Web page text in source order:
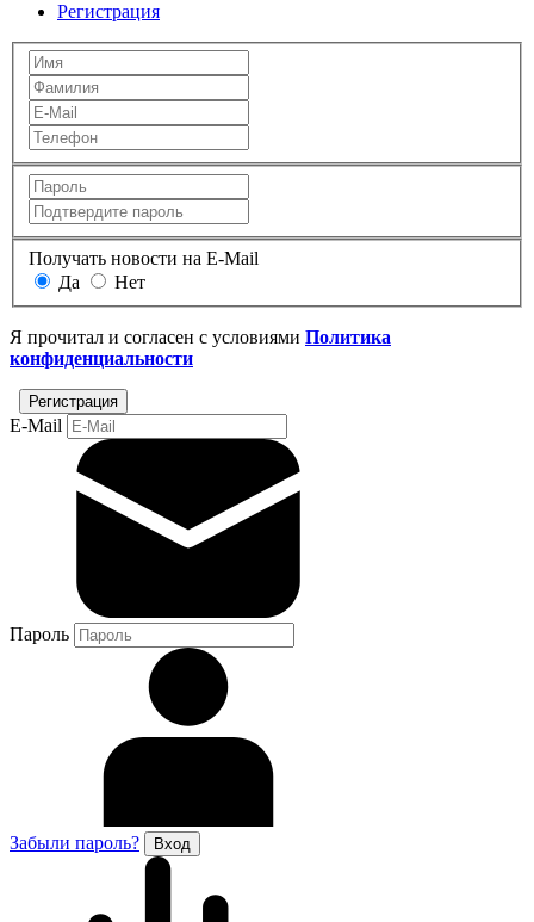
Регистрация
Получать новости на E-Mail
Да
Нет
Я прочитал и согласен с условиями Политика
конфиденциальности
E-Mail
Пароль
Забыли пароль?